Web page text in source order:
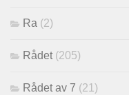
Ra (2)
Rådet (205)
Rådet av 7 (21)